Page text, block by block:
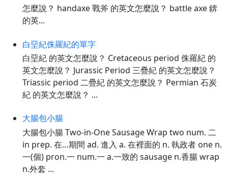
怎麼說？ handaxe 戰斧 的英文怎麼說？ battle axe 錛
的英...
白堊紀侏羅紀的單字
白堊紀 的英文怎麼說？ Cretaceous period 侏羅紀 的
英文怎麼說？ Jurassic Period 三疊紀 的英文怎麼說？
Triassic period 二疊紀 的英文怎麼說？ Permian 石炭
紀 的英文怎麼說？ ...
大腸包小腸
大腸包小腸 Two-in-One Sausage Wrap two num. 二
in prep. 在…期間 ad. 進入 a. 在裡面的 n. 執政者 one n.
一(個) pron.一 num.一 a.一致的 sausage n.香腸 wrap
n.外套 ...